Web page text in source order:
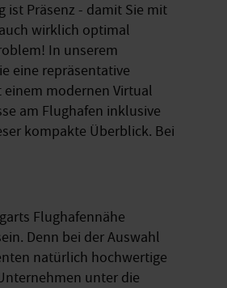
ist Präsenz - damit Sie mit
wirklich optimal
In unserem
eine repräsentative
einem modernen Virtual
am Flughafen inklusive
kompakte Überblick. Bei
Flughafennähe
Denn bei der Auswahl
natürlich hochwertige
unter die